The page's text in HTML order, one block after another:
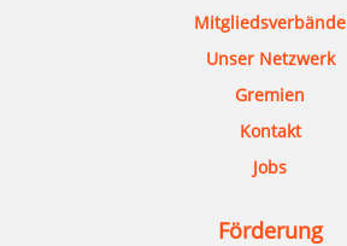
Mitgliedsverbände
Unser Netzwerk
Gremien
Kontakt
Jobs
Förderung